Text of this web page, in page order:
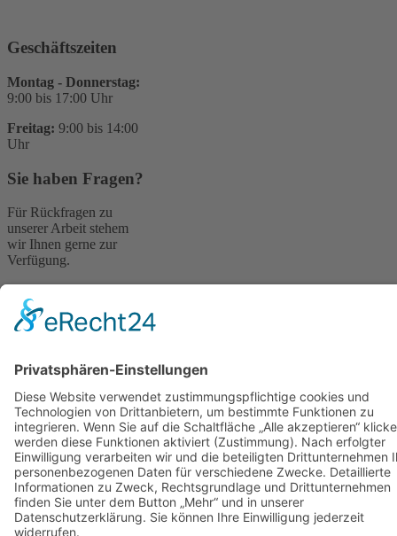
Geschäftszeiten
Montag - Donnerstag:
9:00 bis 17:00 Uhr
Freitag: 9:00 bis 14:00
Uhr
Sie haben Fragen?
Für Rückfragen zu
unserer Arbeit stehem
wir Ihnen gerne zur
Verfügung.
einfach eine E-Mail:
kontakt@stop-dem-